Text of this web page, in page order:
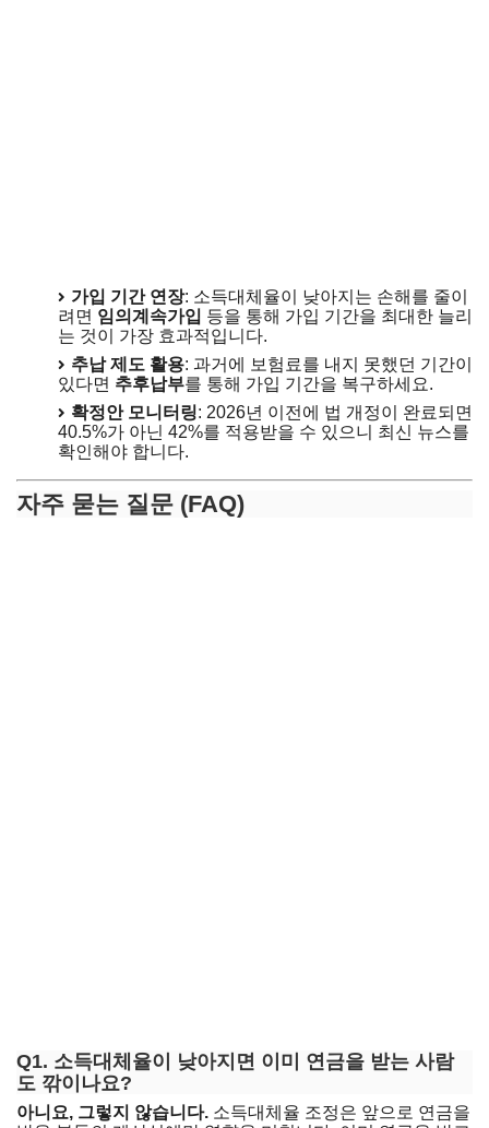
가입 기간 연장: 소득대체율이 낮아지는 손해를 줄이
려면 임의계속가입 등을 통해 가입 기간을 최대한 늘리
는 것이 가장 효과적입니다.
추납 제도 활용: 과거에 보험료를 내지 못했던 기간이
있다면 추후납부를 통해 가입 기간을 복구하세요.
확정안 모니터링: 2026년 이전에 법 개정이 완료되면
40.5%가 아닌 42%를 적용받을 수 있으니 최신 뉴스를
확인해야 합니다.
자주 묻는 질문 (FAQ)
Q1. 소득대체율이 낮아지면 이미 연금을 받는 사람
도 깎이나요?
아니요, 그렇지 않습니다. 소득대체율 조정은 앞으로 연금을